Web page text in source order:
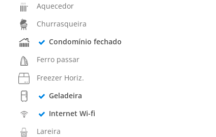
Aquecedor
Churrasqueira
Condomínio fechado
Ferro passar
Freezer Horiz.
Geladeira
Internet Wi-fi
Lareira